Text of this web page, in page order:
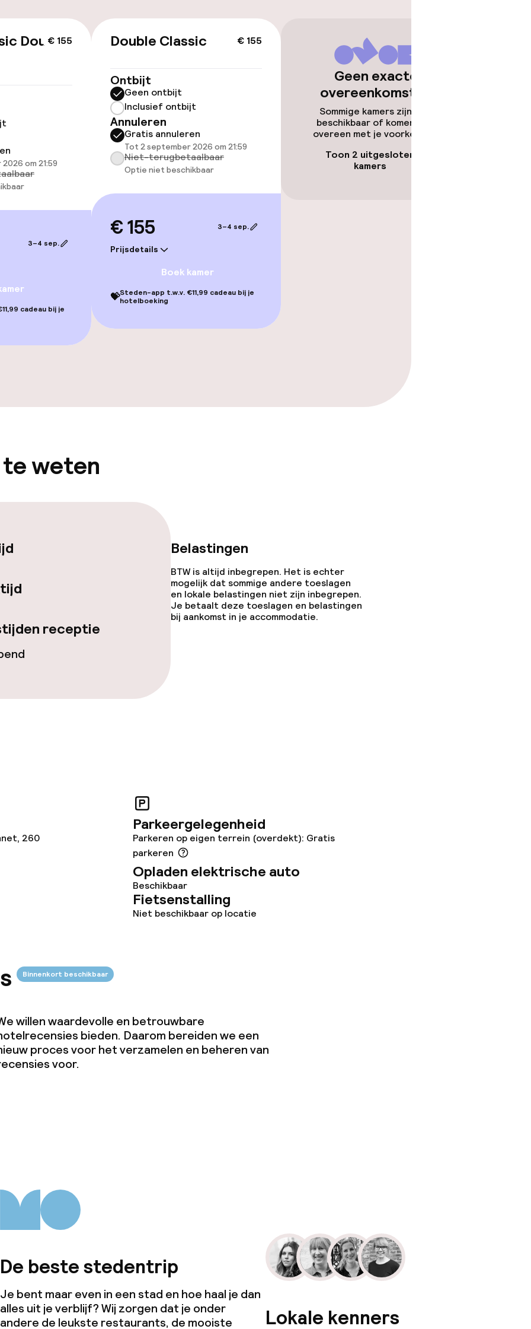
Voor toegankelijkheid
kamers
voor kinderen
€ 155
Double
om 21:59
3–4 sep.
cadeau bij je
€ 155
Double Classic
Ontbijt
Geen ontbijt
Inclusief ontbijt
Annuleren
Gratis annuleren
Tot 2 september 2026 om 21:59
Niet-terugbetaalbaar
Optie niet beschikbaar
€ 155
Prijsdetails
3–4 sep.
Boek kamer
💝Steden-app t.w.v. €11,99 cadeau bij je
hotelboeking
Geen exacte
overeenkomsten
Sommige kamers zijn niet
beschikbaar of komen niet
overeen met je voorkeuren.
Toon 2 uitgesloten
kamers
te weten
receptie
Belastingen
BTW is altijd inbegrepen. Het is echter
mogelijk dat sommige andere toeslagen
en lokale belastingen niet zijn inbegrepen.
Je betaalt deze toeslagen en belastingen
bij aankomst in je accommodatie.
260
Parkeergelegenheid
Parkeren op eigen terrein (overdekt): Gratis
parkeren
Opladen elektrische auto
Beschikbaar
Fietsenstalling
Niet beschikbaar op locatie
Binnenkort beschikbaar
willen waardevolle en betrouwbare
bieden. Daarom bereiden we een
proces voor het verzamelen en beheren van
voor.
De beste stedentrip
Je bent maar even in een stad en hoe haal je dan
alles uit je verblijf? Wij zorgen dat je onder
andere de leukste restaurants, de mooiste
Lokale kenners